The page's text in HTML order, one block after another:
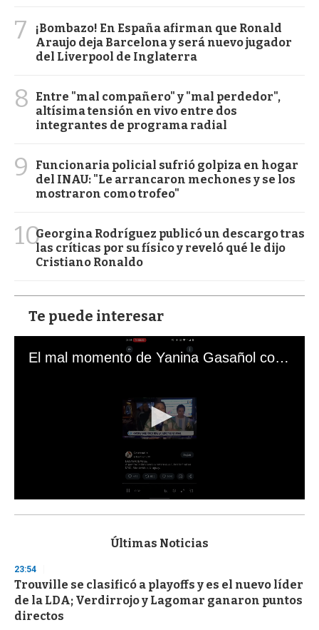
7
¡Bombazo! En España afirman que Ronald
Araujo deja Barcelona y será nuevo jugador
del Liverpool de Inglaterra
8
Entre "mal compañero" y "mal perdedor",
altísima tensión en vivo entre dos
integrantes de programa radial
9
Funcionaria policial sufrió golpiza en hogar
del INAU: "Le arrancaron mechones y se los
mostraron como trofeo"
10Georgina Rodríguez publicó un descargo tras
las críticas por su físico y reveló qué le dijo
Cristiano Ronaldo
Te puede interesar
El mal momento de Yanina Gasañol con un hincha argentino en "Subrayado"
s
d
s
o
f
3
Últimas Noticias
23:54
Trouville se clasificó a playoffs y es el nuevo líder
de la LDA; Verdirrojo y Lagomar ganaron puntos
directos